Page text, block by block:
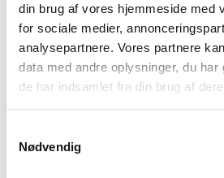
din brug af vores hjemmeside med
for sociale medier,
analysepartnere. Vores partnere
data med andre oplysninger, du har
de har indsamlet fra din brug af
Nødvendig
CVR-nummer:32789080